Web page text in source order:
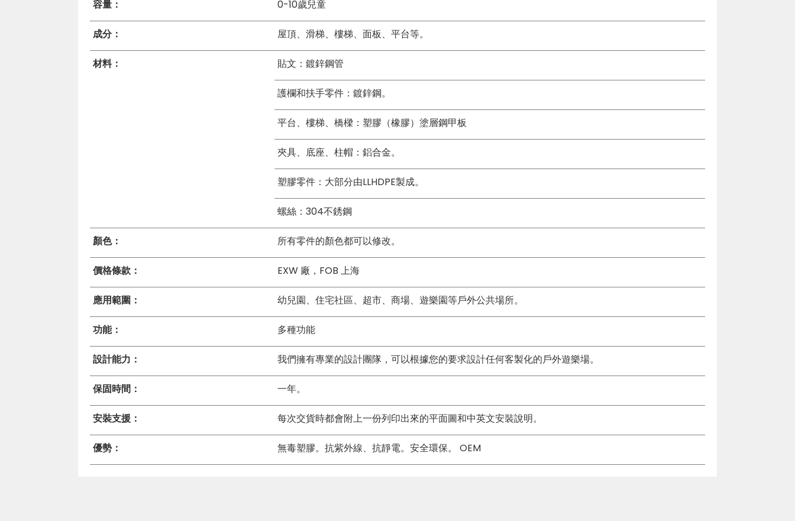
容量： 0-10歲兒童
成分： 屋頂、滑梯、樓梯、面板、平台等。
材料： 貼文：鍍鋅鋼管
護欄和扶手零件：鍍鋅鋼。
平台、樓梯、橋樑：塑膠（橡膠）塗層鋼甲板
夾具、底座、柱帽：鋁合金。
塑膠零件：大部分由LLHDPE製成。
螺絲：304不銹鋼
顏色： 所有零件的顏色都可以修改。
價格條款： EXW 廠，FOB 上海
應用範圍： 幼兒園、住宅社區、超市、商場、遊樂園等戶外公共場所。
功能： 多種功能
設計能力： 我們擁有專業的設計團隊，可以根據您的要求設計任何客製化的戶外遊樂場。
保固時間： 一年。
安裝支援： 每次交貨時都會附上一份列印出來的平面圖和中英文安裝說明。
優勢： 無毒塑膠。抗紫外線、抗靜電。安全環保。 OEM